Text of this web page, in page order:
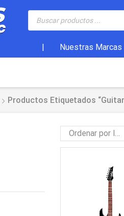
Nuestras Marcas
Productos Etiquetados